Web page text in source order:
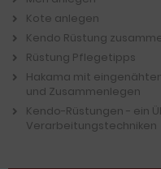
Kote anlegen
Kendo Rüstung
Rüstung Pflegetipps
Hakama mit
und Zusammenlegen
Kendo-Rüstungen - ein
Verarbeitungstechniken